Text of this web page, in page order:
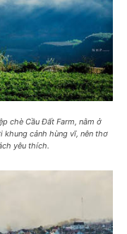
chè Cầu Đất Farm, nằm ở
khung cảnh hùng vĩ, nên thơ
yêu thích.